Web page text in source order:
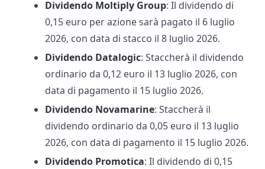
Dividendo Moltiply Group: Il dividendo di
0,15 euro per azione sarà pagato il 6 luglio
2026, con data di stacco il 8 luglio 2026.
Dividendo Datalogic: Staccherà il dividendo
ordinario da 0,12 euro il 13 luglio 2026, con
data di pagamento il 15 luglio 2026.​
Dividendo Novamarine: Staccherà il
dividendo ordinario da 0,05 euro il 13 luglio
2026, con data di pagamento il 15 luglio 2026.
Dividendo Promotica: Il dividendo di 0,15